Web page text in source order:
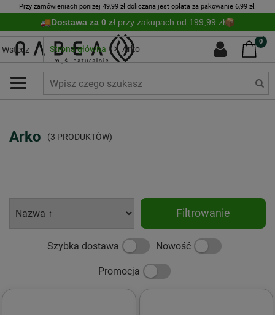
Przy zamówieniach poniżej 49,99 zł doliczana jest opłata za pakowanie 6,99 zł.
Dostawa za 0 zł przy zakupach od 199,99 zł
0
Wstecz Strona główna Arko
Arko (3 PRODUKTÓW)
Filtrowanie
Szybka dostawa Nowość
Promocja